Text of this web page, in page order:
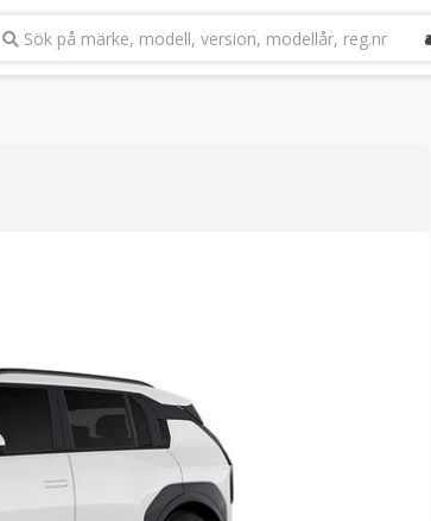
Sök på märke, modell, version, modellår, reg.nr